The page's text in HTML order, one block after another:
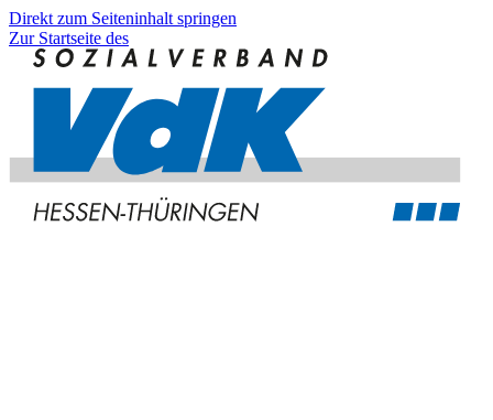
Direkt zum Seiteninhalt springen
Zur Startseite des